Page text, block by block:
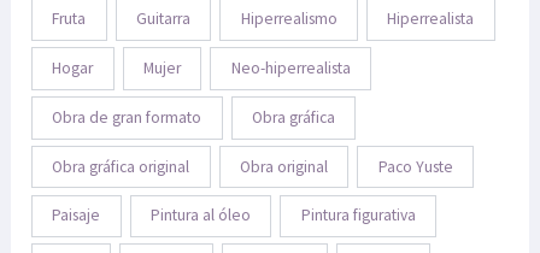
Fruta Guitarra Hiperrealismo Hiperrealista
Hogar Mujer Neo-hiperrealista
Obra de gran formato Obra gráfica
Obra gráfica original Obra original Paco Yuste
Paisaje Pintura al óleo Pintura figurativa